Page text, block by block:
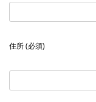
住所 (必須)